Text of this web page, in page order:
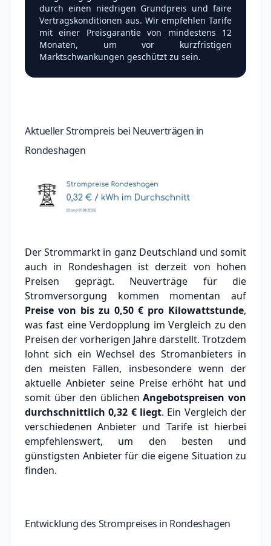
durch einen niedrigen Grundpreis und faire
Vertragskonditionen aus. Wir empfehlen Tarife
mit einer Preisgarantie von mindestens 12
Monaten, um vor kurzfristigen
Marktschwankungen geschützt zu sein.
Aktueller Strompreis bei Neuverträgen in
Rondeshagen
Der Strommarkt in ganz Deutschland und somit
auch in Rondeshagen ist derzeit von hohen
Preisen geprägt. Neuverträge für die
Stromversorgung kommen momentan auf
Preise von bis zu 0,50 € pro Kilowattstunde,
was fast eine Verdopplung im Vergleich zu den
Preisen der vorherigen Jahre darstellt. Trotzdem
lohnt sich ein Wechsel des Stromanbieters in
den meisten Fällen, insbesondere wenn der
aktuelle Anbieter seine Preise erhöht hat und
somit über den üblichenAngebotspreisen von
durchschnittlich0,32 €liegt. Ein Vergleich der
verschiedenen Anbieter und Tarife ist hierbei
empfehlenswert, um den besten und
günstigsten Anbieter für die eigene Situation zu
finden.
Entwicklung des Strompreises in Rondeshagen